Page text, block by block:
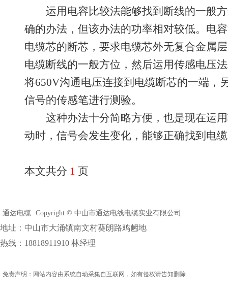
运用电容比较法能够找到断线的一般方
确的办法，但该办法的功率相对较低。电
电缆芯的断芯，要求电缆芯外无复合金属
电缆断线的一般方位，然后运用传感电压
将650V沟通电压连接到电缆断芯的一端，
信号的传感笔进行测验。
这种办法十分简略方便，也是现在运用
动时，信号会发生变化，能够正确找到电
本文共分 1 页
通达电缆 Copyright © 中山市通达电线电缆实业有限公司
地址：中山市大涌镇南文村葵朗路鸡乸地
热线：18818911910 林经理
免责声明：网站内容由系统自动采集自互联网，如有侵权请告知删除